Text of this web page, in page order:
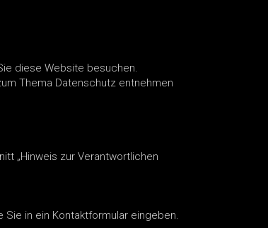
diese Website besuchen.
Thema Datenschutz entnehmen
„Hinweis zur Verantwortlichen
in ein Kontaktformular eingeben.